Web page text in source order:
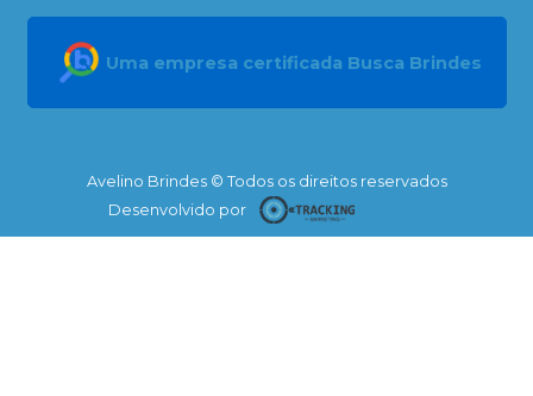
Uma empresa certificada Busca Brindes
Avelino Brindes © Todos os direitos reservados
Desenvolvido por